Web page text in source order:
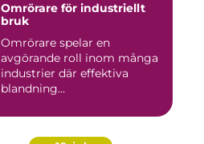
Omrörare för industriellt
bruk
Omrörare spelar en
avgörande roll inom många
industrier där effektiva
blandning...